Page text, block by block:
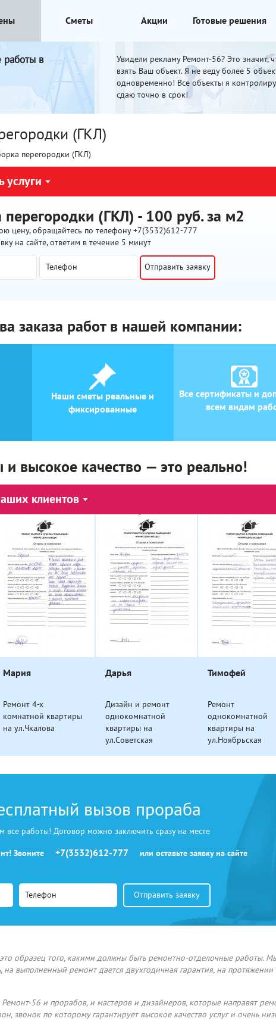
Сметы Акции Готовые решения
в
Увидели рекламу Ремонт-56? Это значит,
взять Ваш объект. Я не веду более 5
одновременно! Все объекты я
сдаю точно в срок!
(ГКЛ)
перегородки (ГКЛ)
услуги
перегородки (ГКЛ) - 100 руб. за м2
цену, обращайтесь по телефону +7(3532)612-777
на сайте, ответим в течение 5 минут
Отправить заявку
заказа работ в нашей компании:
Наши сметы реальные и
фиксированные
Все сертификаты и
всем видам
высокое качество — это реально!
клиентов
Мария
Ремонт 4-х
комнатной квартиры
на ул.Чкалова
Дарья
Дизайн и ремонт
однокомнатной
квартиры на
ул.Советская
Тимофей
Ремонт
однокомнатной
квартиры на
ул.Ноябрьская
вызов прораба
все работы! Договор можно заключить сразу на месте
Звоните +7(3532)612-777 или оставьте заявку на сайте
образец того, какими должны быть ремонтно-отделочные работы.
на выполненный ремонт дается двухгодичная гарантия, на
56 и прорабов, и мастеров и дизайнеров, которые направят
звонок по которому гарантирует высокое качество услуг и очень